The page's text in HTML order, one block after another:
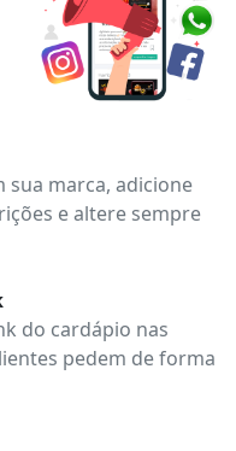
sua marca, adicione
e altere sempre
do cardápio nas
pedem de forma